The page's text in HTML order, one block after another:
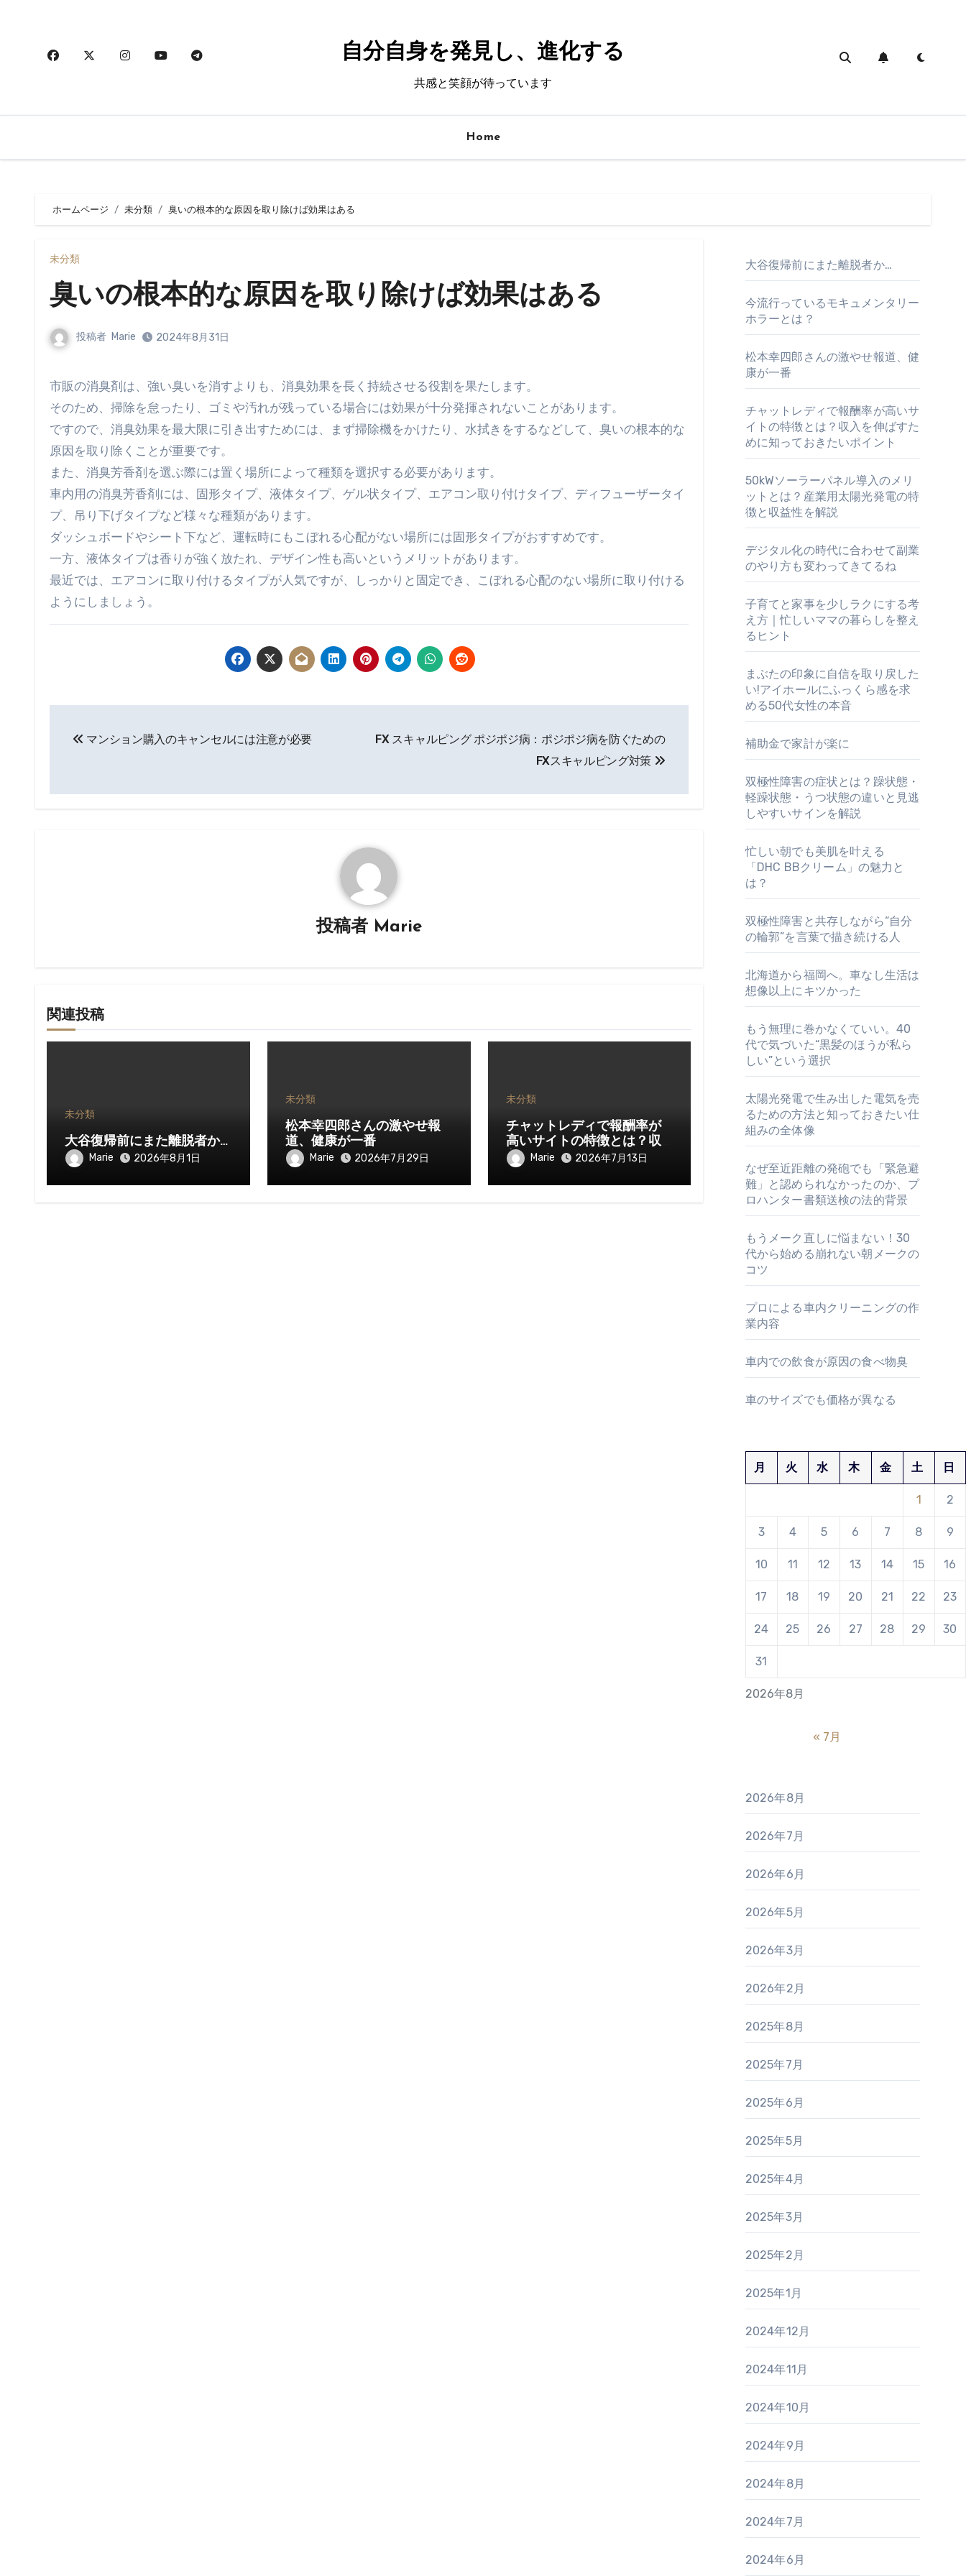
自分自身を発見し、進化する
共感と笑顔が待っています
Home
ホームページ 未分類 臭いの根本的な原因を取り除けば効果はある
未分類
臭いの根本的な原因を取り除けば効果はある
投稿者 Marie 2024年8月31日
市販の消臭剤は、強い臭いを消すよりも、消臭効果を長く持続させる役割を果たします。
そのため、掃除を怠ったり、ゴミや汚れが残っている場合には効果が十分発揮されないことがあります。
ですので、消臭効果を最大限に引き出すためには、まず掃除機をかけたり、水拭きをするなどして、臭いの根本的な
原因を取り除くことが重要です。
また、消臭芳香剤を選ぶ際には置く場所によって種類を選択する必要があります。
車内用の消臭芳香剤には、固形タイプ、液体タイプ、ゲル状タイプ、エアコン取り付けタイプ、ディフューザータイ
プ、吊り下げタイプなど様々な種類があります。
ダッシュボードやシート下など、運転時にもこぼれる心配がない場所には固形タイプがおすすめです。
一方、液体タイプは香りが強く放たれ、デザイン性も高いというメリットがあります。
最近では、エアコンに取り付けるタイプが人気ですが、しっかりと固定でき、こぼれる心配のない場所に取り付ける
ようにしましょう。
マンション購入のキャンセルには注意が必要
FX スキャルピング ポジポジ病：ポジポジ病を防ぐための
FXスキャルピング対策
投稿者 Marie
関連投稿
未分類
大谷復帰前にまた離脱者か…
Marie 2026年8月1日
未分類
松本幸四郎さんの激やせ報
道、健康が一番
Marie 2026年7月29日
未分類
チャットレディで報酬率が
高いサイトの特徴とは？収
入を伸ばすために知ってお
きたいポイント
Marie 2026年7月13日
大谷復帰前にまた離脱者か…
今流行っているモキュメンタリー
ホラーとは？
松本幸四郎さんの激やせ報道、健
康が一番
チャットレディで報酬率が高いサ
イトの特徴とは？収入を伸ばすた
めに知っておきたいポイント
50kWソーラーパネル導入のメリ
ットとは？産業用太陽光発電の特
徴と収益性を解説
デジタル化の時代に合わせて副業
のやり方も変わってきてるね
子育てと家事を少しラクにする考
え方｜忙しいママの暮らしを整え
るヒント
まぶたの印象に自信を取り戻した
い!アイホールにふっくら感を求
める50代女性の本音
補助金で家計が楽に
双極性障害の症状とは？躁状態・
軽躁状態・うつ状態の違いと見逃
しやすいサインを解説
忙しい朝でも美肌を叶える
「DHC BBクリーム」の魅力と
は？
双極性障害と共存しながら“自分
の輪郭”を言葉で描き続ける人
北海道から福岡へ。車なし生活は
想像以上にキツかった
もう無理に巻かなくていい。40
代で気づいた“黒髪のほうが私ら
しい”という選択
太陽光発電で生み出した電気を売
るための方法と知っておきたい仕
組みの全体像
なぜ至近距離の発砲でも「緊急避
難」と認められなかったのか、プ
ロハンター書類送検の法的背景
もうメーク直しに悩まない！30
代から始める崩れない朝メークの
コツ
プロによる車内クリーニングの作
業内容
車内での飲食が原因の食べ物臭
車のサイズでも価格が異なる
2026年8月
月 火 水 木 金 土 日
1 2
3 4 5 6 7 8 9
10 11 12 13 14 15 16
17 18 19 20 21 22 23
24 25 26 27 28 29 30
31
« 7月
2026年8月
2026年7月
2026年6月
2026年5月
2026年3月
2026年2月
2025年8月
2025年7月
2025年6月
2025年5月
2025年4月
2025年3月
2025年2月
2025年1月
2024年12月
2024年11月
2024年10月
2024年9月
2024年8月
2024年7月
2024年6月